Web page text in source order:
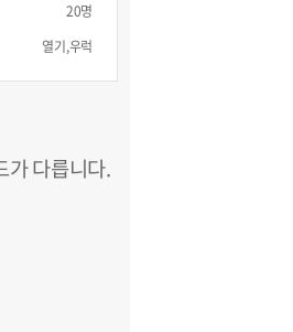
20명
열기,우럭
가 다릅니다.